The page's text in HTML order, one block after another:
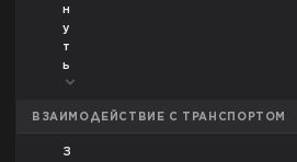
н
у
т
ь
ВЗАИМОДЕЙСТВИЕ С ТРАНСПОРТОМ
З